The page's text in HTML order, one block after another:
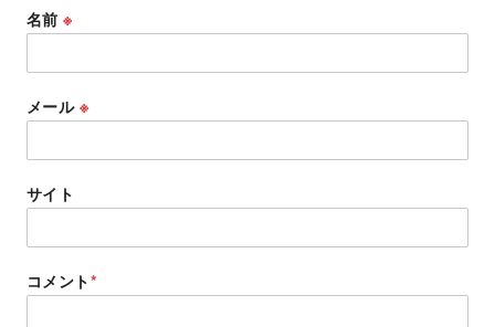
名前※
メール ※
サイト
コメント*